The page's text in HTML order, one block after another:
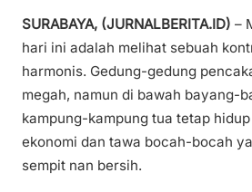
SURABAYA, (JURNALBERITA.ID) –
hari ini adalah melihat sebuah
harmonis. Gedung-gedung
megah, namun di bawah bayang-
kampung-kampung tua tetap
ekonomi dan tawa bocah-bocah
sempit nan bersih.